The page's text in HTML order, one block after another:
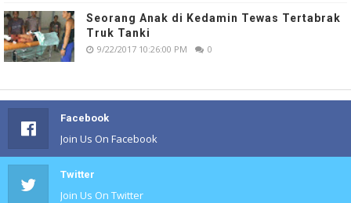
Seorang Anak di Kedamin Tewas Tertabrak
Truk Tanki
9/22/2017 10:26:00 PM 0
Facebook
Join Us On Facebook
Twitter
Join Us On Twitter